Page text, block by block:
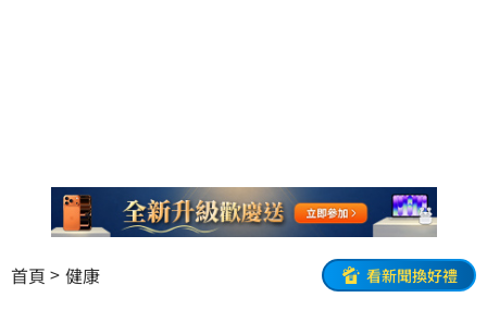
首頁 健康 看新聞換好禮